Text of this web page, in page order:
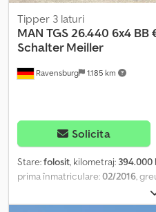
Ravensburg 1.185 km
Tipper 3 laturi
MAN TGS 26.440 6x4
Schalter Meiller
Solicita
Stare:folosit, kilometraj: 394.000
prima înmatriculare:02/2016,
greutatea maximă de încărcare:
kg, configurație ax:6x4, frâne: